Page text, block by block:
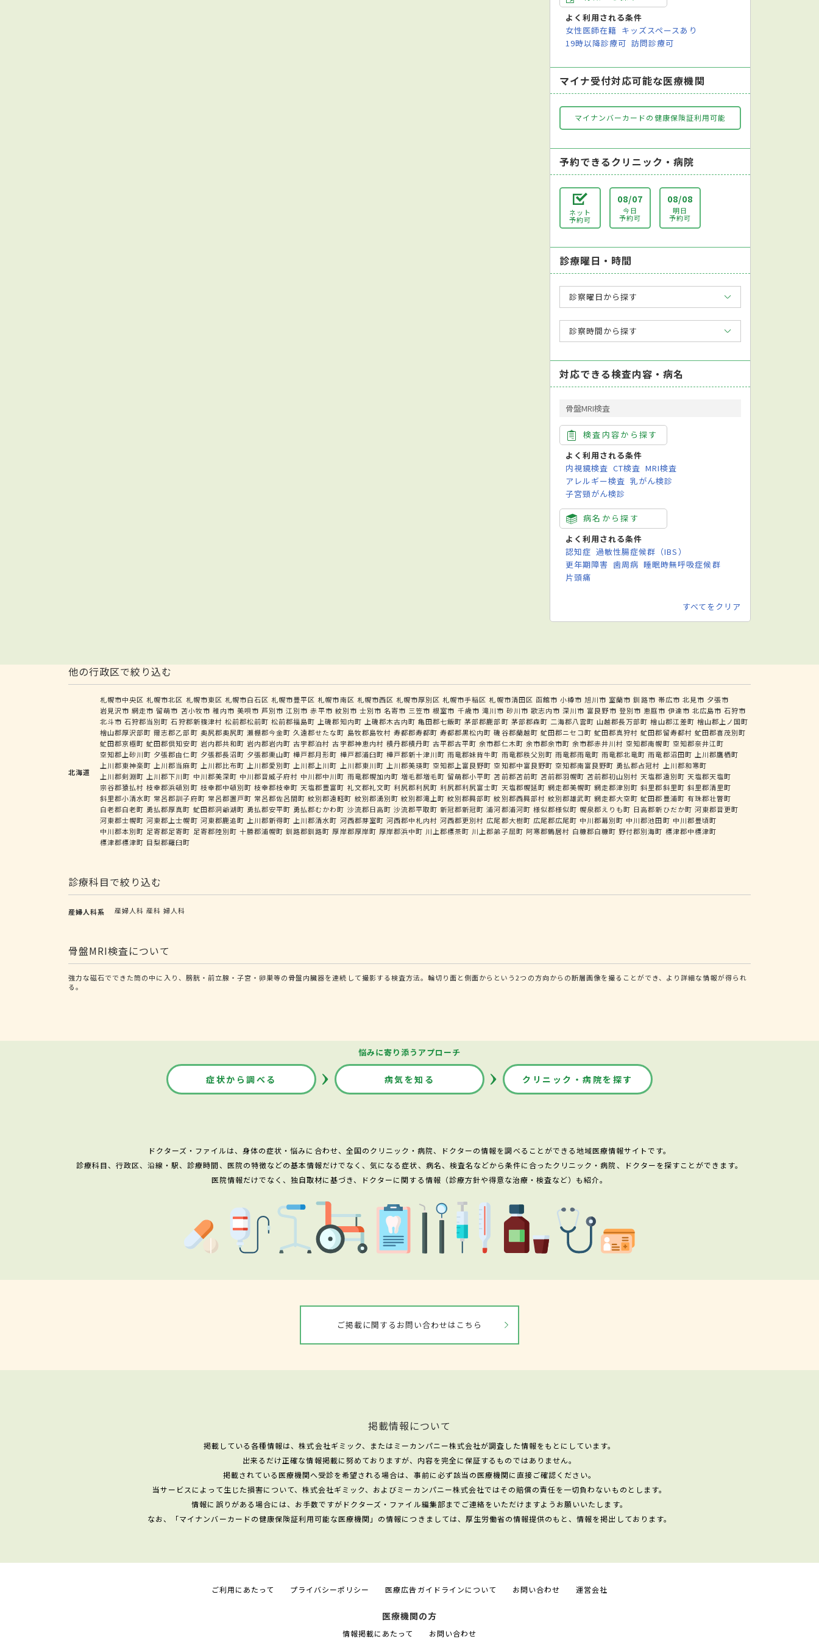
よく利用される条件
女性医師在籍 キッズスペースあり
19時以降診療可 訪問診療可
マイナ受付対応可能な医療機関
マイナンバーカードの健康保険証利用可能
予約できるクリニック・病院
ネット
予約可
08/07
今日
予約可
08/08
明日
予約可
診療曜日・時間
診察曜日から探す
診察時間から探す
対応できる検査内容・病名
骨盤MRI検査
検査内容から探す
よく利用される条件
内視鏡検査 CT検査 MRI検査
アレルギー検査 乳がん検診
子宮頸がん検診
病名から探す
よく利用される条件
認知症 過敏性腸症候群（IBS）
更年期障害 歯周病 睡眠時無呼吸症候群
片頭痛
すべてをクリア
他の行政区で絞り込む
北海道
札幌市中央区 札幌市北区 札幌市東区 札幌市白石区 札幌市豊平区 札幌市南区 札幌市西区 札幌市厚別区 札幌市手稲区 札幌市清田区 函館市 小樽市 旭川市 室蘭市 釧路市 帯広市 北見市 夕張市
岩見沢市 網走市 留萌市 苫小牧市 稚内市 美唄市 芦別市 江別市 赤平市 紋別市 士別市 名寄市 三笠市 根室市 千歳市 滝川市 砂川市 歌志内市 深川市 富良野市 登別市 恵庭市 伊達市 北広島市 石狩市
北斗市 石狩郡当別町 石狩郡新篠津村 松前郡松前町 松前郡福島町 上磯郡知内町 上磯郡木古内町 亀田郡七飯町 茅部郡鹿部町 茅部郡森町 二海郡八雲町 山越郡長万部町 檜山郡江差町 檜山郡上ノ国町
檜山郡厚沢部町 爾志郡乙部町 奥尻郡奥尻町 瀬棚郡今金町 久遠郡せたな町 島牧郡島牧村 寿都郡寿都町 寿都郡黒松内町 磯谷郡蘭越町 虻田郡ニセコ町 虻田郡真狩村 虻田郡留寿都村 虻田郡喜茂別町
虻田郡京極町 虻田郡倶知安町 岩内郡共和町 岩内郡岩内町 古宇郡泊村 古宇郡神恵内村 積丹郡積丹町 古平郡古平町 余市郡仁木町 余市郡余市町 余市郡赤井川村 空知郡南幌町 空知郡奈井江町
空知郡上砂川町 夕張郡由仁町 夕張郡長沼町 夕張郡栗山町 樺戸郡月形町 樺戸郡浦臼町 樺戸郡新十津川町 雨竜郡妹背牛町 雨竜郡秩父別町 雨竜郡雨竜町 雨竜郡北竜町 雨竜郡沼田町 上川郡鷹栖町
上川郡東神楽町 上川郡当麻町 上川郡比布町 上川郡愛別町 上川郡上川町 上川郡東川町 上川郡美瑛町 空知郡上富良野町 空知郡中富良野町 空知郡南富良野町 勇払郡占冠村
上川郡和寒町
上川郡剣淵町 上川郡下川町 中川郡美深町 中川郡音威子府村 中川郡中川町 雨竜郡幌加内町 増毛郡増毛町 留萌郡小平町 苫前郡苫前町 苫前郡羽幌町 苫前郡初山別村 天塩郡遠別町 天塩郡天塩町
宗谷郡猿払村 枝幸郡浜頓別町 枝幸郡中頓別町 枝幸郡枝幸町 天塩郡豊富町 礼文郡礼文町 利尻郡利尻町 利尻郡利尻富士町 天塩郡幌延町 網走郡美幌町 網走郡津別町 斜里郡斜里町 斜里郡清里町
斜里郡小清水町 常呂郡訓子府町 常呂郡置戸町 常呂郡佐呂間町 紋別郡遠軽町 紋別郡湧別町 紋別郡滝上町 紋別郡興部町 紋別郡西興部村 紋別郡雄武町 網走郡大空町 虻田郡豊浦町 有珠郡壮瞥町
白老郡白老町 勇払郡厚真町 虻田郡洞爺湖町 勇払郡安平町 勇払郡むかわ町 沙流郡日高町 沙流郡平取町 新冠郡新冠町 浦河郡浦河町 様似郡様似町 幌泉郡えりも町 日高郡新ひだか町 河東郡音更町
河東郡士幌町 河東郡上士幌町 河東郡鹿追町 上川郡新得町 上川郡清水町 河西郡芽室町 河西郡中札内村 河西郡更別村 広尾郡大樹町 広尾郡広尾町 中川郡幕別町 中川郡池田町 中川郡豊頃町
中川郡本別町 足寄郡足寄町 足寄郡陸別町 十勝郡浦幌町 釧路郡釧路町 厚岸郡厚岸町 厚岸郡浜中町 川上郡標茶町 川上郡弟子屈町 阿寒郡鶴居村 白糠郡白糠町 野付郡別海町 標津郡中標津町
標津郡標津町 目梨郡羅臼町
診療科目で絞り込む
産婦人科系 産婦人科 産科 婦人科
骨盤MRI検査について
強力な磁石でできた筒の中に入り、膀胱・前立腺・子宮・卵巣等の骨盤内臓器を連続して撮影する検査方法。輪切り面と側面からという2つの方向からの断層画像を撮ることができ、より詳細な情報が得られ
る。
悩みに寄り添うアプローチ
症状から調べる 病気を知る クリニック・病院を探す
ドクターズ・ファイルは、身体の症状・悩みに合わせ、全国のクリニック・病院、ドクターの情報を調べることができる地域医療情報サイトです。
診療科目、行政区、沿線・駅、診療時間、医院の特徴などの基本情報だけでなく、気になる症状、病名、検査名などから条件に合ったクリニック・病院、ドクターを探すことができます。
医院情報だけでなく、独自取材に基づき、ドクターに関する情報（診療方針や得意な治療・検査など）も紹介。
ご掲載に関するお問い合わせはこちら
掲載情報について
掲載している各種情報は、株式会社ギミック、またはミーカンパニー株式会社が調査した情報をもとにしています。
出来るだけ正確な情報掲載に努めておりますが、内容を完全に保証するものではありません。
掲載されている医療機関へ受診を希望される場合は、事前に必ず該当の医療機関に直接ご確認ください。
当サービスによって生じた損害について、株式会社ギミック、およびミーカンパニー株式会社ではその賠償の責任を一切負わないものとします。
情報に誤りがある場合には、お手数ですがドクターズ・ファイル編集部までご連絡をいただけますようお願いいたします。
なお、「マイナンバーカードの健康保険証利用可能な医療機関」の情報につきましては、厚生労働省の情報提供のもと、情報を掲出しております。
ご利用にあたって プライバシーポリシー 医療広告ガイドラインについて お問い合わせ 運営会社
医療機関の方
情報掲載にあたって お問い合わせ